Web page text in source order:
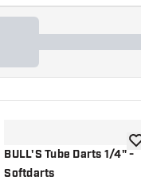
hinzufügen
BULL'S Tube Darts 1/4" -
Softdarts